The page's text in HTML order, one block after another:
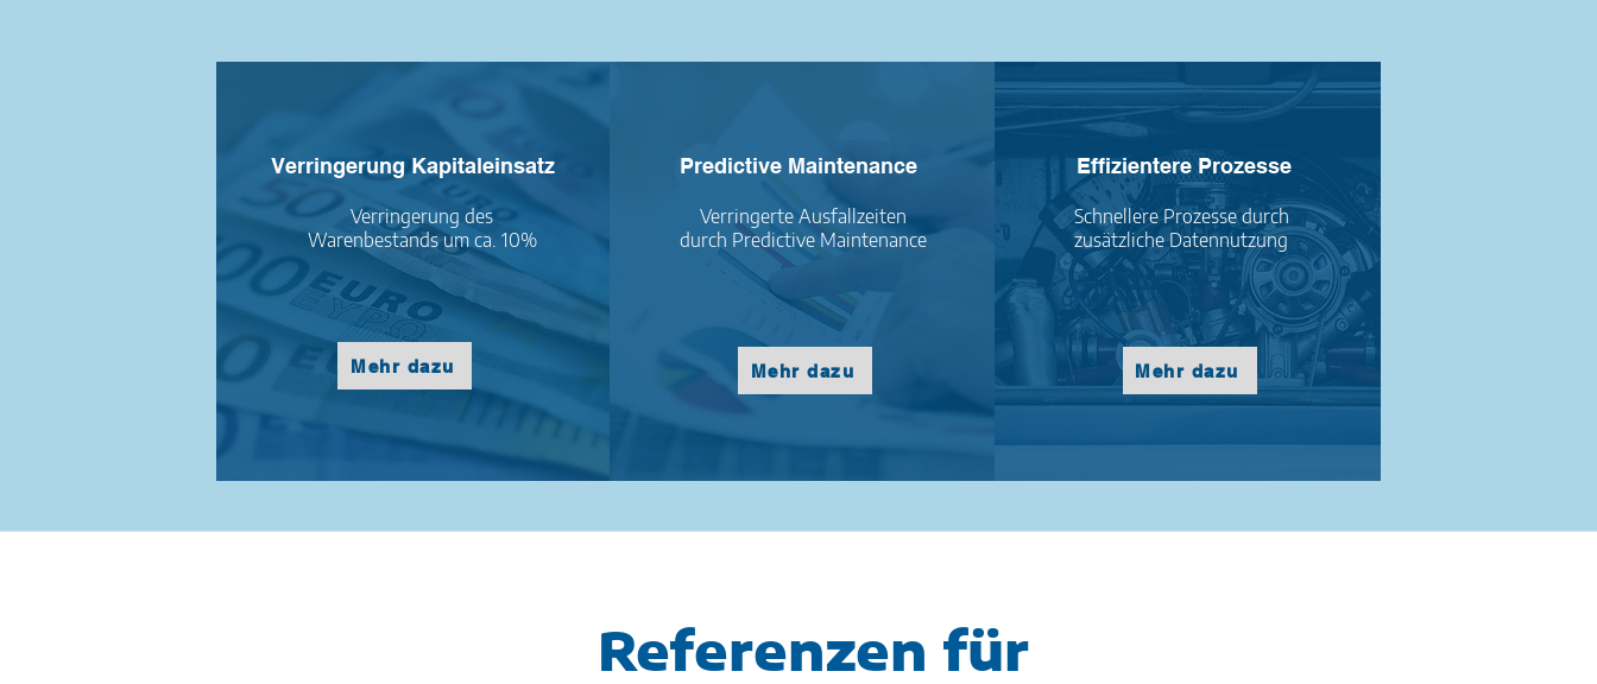
Verringerung Kapitaleinsatz
Verringerung des
Warenbestands um ca. 10%
Mehr dazu
Predictive Maintenance
Verringerte Ausfallzeiten
durch Predictive Maintenance
Mehr dazu
Effizientere Prozesse
Schnellere Prozesse durch
zusätzliche Datennutzung
Mehr dazu
Referenzen für